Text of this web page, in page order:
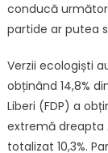
conducă
partide ar putea
Verzii ecologiști
obținând 14,8%
Liberi (FDP) a
extremă dreapta
totalizat 10,3%.